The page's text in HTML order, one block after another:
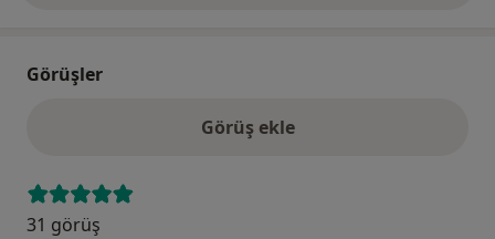
Görüşler
Görüş ekle
31 görüş